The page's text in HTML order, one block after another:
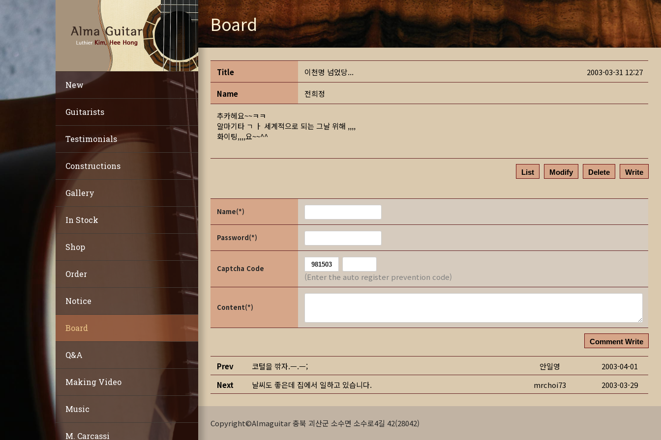
New
Guitarists
Testimonials
Constructions
Gallery
In Stock
Shop
Order
Notice
Board
Q&A
Making Video
Music
M. Carcassi
Board
Title 이천명 넘었당... 2003-03-31 12:27
Name 전희정
추카헤요~~ㅋㅋ
알마기타 ㄱ ㅏ 세계적으로 되는 그날 위해 ,,,,
화이팅,,,,요~~^^
List Modify Delete Write
Name(*)
Password(*)
Captcha Code
(Enter the auto register prevention code)
Content(*)
Comment Write
Prev 코털을 깎자.ㅡ.ㅡ; 안일영
2003-04-01
Next
날씨도 좋은데 집에서 일하고 있습니다. mrchoi73 2003-03-29
Copyright©Almaguitar 충북 괴산군 소수면 소수로4길 42(28042)